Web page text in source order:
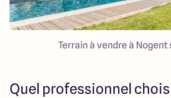
Terrain à vendre à Nogent
Quel professionnel